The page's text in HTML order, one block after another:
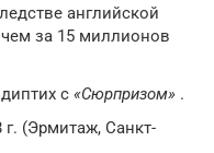
английской
за 15 миллионов
с «Сюрпризом» .
г. (Эрмитаж, Санкт-